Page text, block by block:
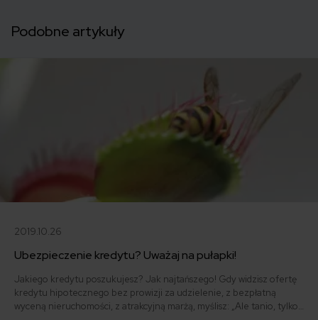
Podobne artykuły
2019.10.26
Ubezpieczenie kredytu? Uważaj na pułapki!
Jakiego kredytu poszukujesz? Jak najtańszego! Gdy widzisz ofertę
kredytu hipotecznego bez prowizji za udzielenie, z bezpłatną
wyceną nieruchomości, z atrakcyjną marżą, myślisz: „Ale tanio, tylko